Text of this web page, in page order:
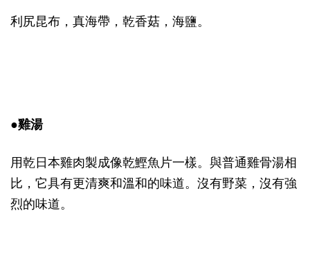
利尻昆布，真海帶，乾香菇，海鹽。
●雞湯
用乾日本雞肉製成像乾鰹魚片一樣。與普通雞骨湯相
比，它具有更清爽和溫和的味道。沒有野菜，沒有強
烈的味道。